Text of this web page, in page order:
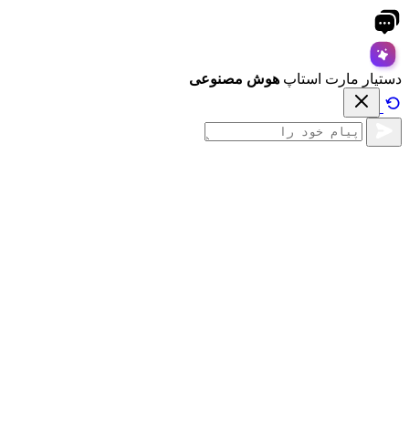
دستیار مارت استاپ هوش مصنوعی